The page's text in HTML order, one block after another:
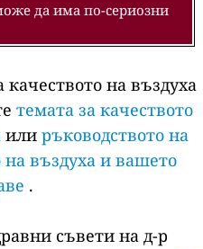
да има по-сериозни
качеството на въздуха
темата за качеството
или ръководството на
на въздуха и вашето
.
съвети на д-р